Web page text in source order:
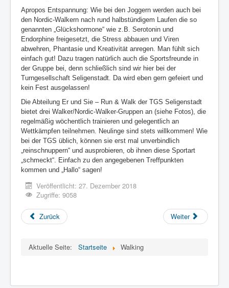
Apropos Entspannung: Wie bei den Joggern werden auch bei
den Nordic-Walkern nach rund halbstündigem Laufen die so
genannten „Glückshormone“ wie z.B. Serotonin und
Endorphine freigesetzt, die Stress abbauen und Viren
abwehren, Phantasie und Kreativität anregen. Man fühlt sich
einfach gut! Dazu tragen natürlich auch die Sportsfreunde in
der Gruppe bei, denn schließlich sind wir hier bei der
Turngesellschaft Seligenstadt. Da wird eben gern gefeiert und
kein Fest ausgelassen!
Die Abteilung Er und Sie – Run & Walk der TGS Seligenstadt
bietet drei Walker/Nordic-Walker-Gruppen an (siehe Fotos), die
regelmäßig wöchentlich trainieren und gelegentlich an
Wettkämpfen teilnehmen. Neulinge sind stets willkommen! Wie
bei der TGS üblich, können sie erst mal unverbindlich
„reinschnuppern“ und ausprobieren, ob ihnen diese Sportart
„schmeckt“. Einfach zu den angegebenen Treffpunkten
kommen und „Hallo“ sagen!
Veröffentlicht: 27. Dezember 2018
Zugriffe: 9058
Zurück Weiter
Aktuelle Seite: Startseite Walking